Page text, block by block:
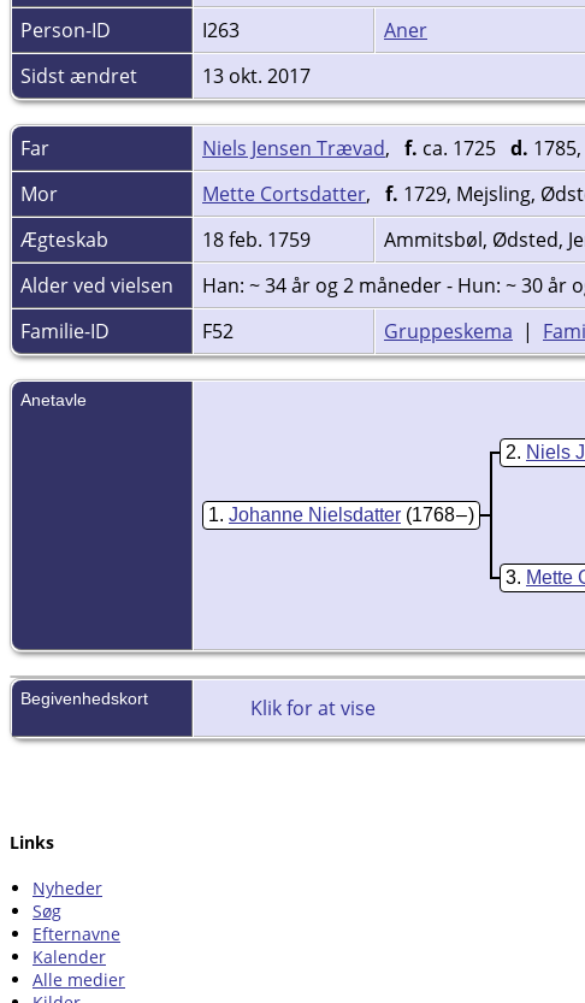
Person-ID
I263
Aner
Sidst ændret
13 okt. 2017
Far Niels Jensen Trævad, f. ca. 1725 d.
Mor
Mette Cortsdatter, f. 1729, Mejsling,
Ægteskab
18 feb. 1759
Ammitsbøl, Ødsted,
Alder ved vielsen
Han: ~ 34 år og 2 måneder - Hun: ~ 30 år
Familie-ID
F52 Gruppeskema |
Anetavle
1 Johanne Nielsdatter (1768 – )
2 Niels
3 Mette
Begivenhedskort Klik for at vise
Links
Nyheder
Søg
Efternavne
Kalender
Alle medier